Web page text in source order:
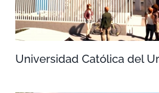
Universidad Católica del